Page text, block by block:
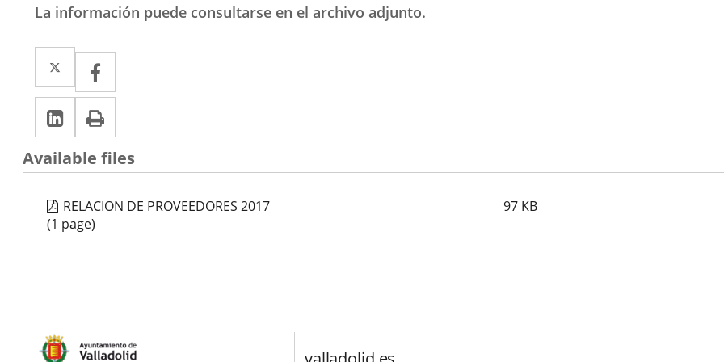
La información puede consultarse en el archivo adjunto.
Twitter
Enlace
a
una
aplicación
externa.
a
una
aplicación
externa.
Linkedin
Enlace
a
una
externa.
Available files
RELACION DE PROVEEDORES 2017 97 KB
(1 page)